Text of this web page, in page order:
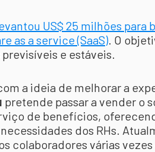
US$ 25 milhões para
as a service (SaaS). O
e estáveis.
a ideia de melhorar a
pretende passar a vender o
de benefícios,
dos RHs.
colaboradores várias